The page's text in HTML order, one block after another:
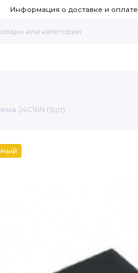
Информация о доставке и оплате
24C16N (5шт)